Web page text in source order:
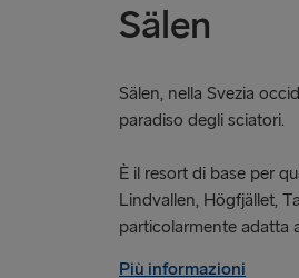
Sälen
Sälen, nella Svezia
paradiso degli sciatori.
È il resort di base per
Lindvallen, Högfjället,
particolarmente adatta
Più informazioni